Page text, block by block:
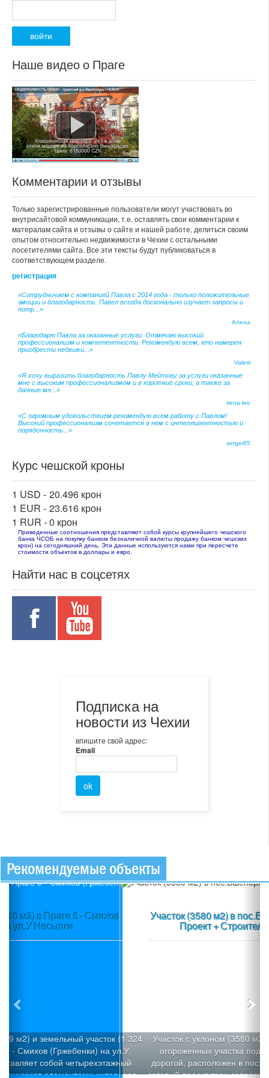
Наше видео о Праге
Комментарии и отзывы
Только зарегистрированные пользователи могут участвовать во
внутрисайтовой коммуникации, т.е. оставлять свои комментарии к
матералам сайта и отзывы о сайте и нашей работе, делиться своим
опытом относительно недвижимости в Чехии с остальными
посетителями сайта. Все эти тексты будут публиковаться в
соответствующем разделе.
регистрация
«Сотрудничаем с компанией Павла с 2014 года - только положительные
эмоции и благодарность. Павел всегда досконально изучает запросы и
потр...»
Алена
«Благодарю Павла за оказанные услуги. Отмечаю высокий
профессионализм и компетентность. Рекомендую всем, кто намерен
приобрести недвижи...»
Valerii
«Я хочу выразить благодарность Павлу Мейтову за услуги оказанные
мне с высоким профессионализмом и в короткие сроки, а также за
данные мн...»
irena-leo
«С огромным удовольствием рекомендую всем работу с Павлом!
Высокий профессионализм сочетается в нем с интеллигентностью и
порядочность...»
sergei65
Курс чешской кроны
1 USD - 20.496 крон
1 EUR - 23.616 крон
1 RUR -0 крон
Приведенные соотношения представляют собой курсы крупнейшего чешского
банка ЧСОБ на покупку банком безналичной валюты продажу банком чешских
крон) на сегодняшний день. Эти данные используются нами при пересчете
стоимости объектов в доллары и евро.
Найти нас в соцсетях
Подписка на
новости из Чехии
впишите свой адрес:
Email
Рекомендуемые объекты
Участок (3580 м2) в пос.Вшеноры (Прага-запад) +
Проект + Строительное разрешение
Участок с уклоном (3580 м2), который можно разделить
огороженных участка под застройку с общей
дорогой, расположен в пос.Вшеноры (Прага-запад).
готовый проект трех современных вилл «Панорама
Previous